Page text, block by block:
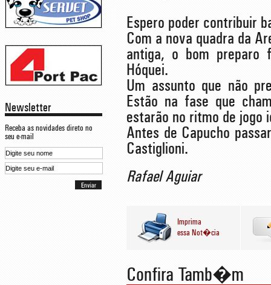
Newsletter
Receba as novidades direto no
seu e-mail
Espero poder contribuir
Com a nova quadra da
antiga, o bom preparo
Hóquei.
Um assunto que não
Estão na fase que
estarão no ritmo de jogo
Antes de Capucho
Castiglioni.
Rafael Aguiar
Imprima
essa Not�cia
Confira Tamb�m